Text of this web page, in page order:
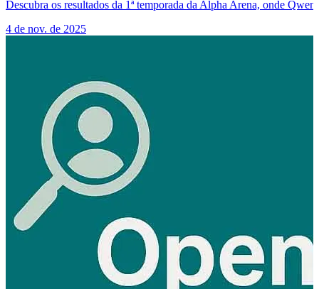
Descubra os resultados da 1ª temporada da Alpha Arena, onde
4 de nov. de 2025